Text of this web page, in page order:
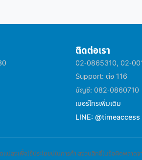
ติดต่อเรา
02-0865310, 02-
Support: ต่อ 116
บัญชี: 082-0860710
เบอร์โทรเพิ่มเติม
LINE: @timeaccess
ลงเพื่อใช้ประโยชน์ในการค้า สงวนสิทธิ์ในข้อผิดพลา